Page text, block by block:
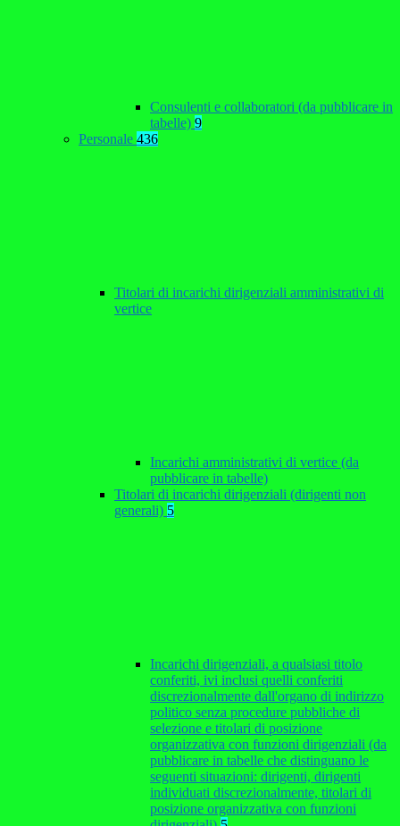
Consulenti e collaboratori (da pubblicare in
tabelle) 9
Personale 436
Titolari di incarichi dirigenziali amministrativi di
vertice
Incarichi amministrativi di vertice (da
pubblicare in tabelle)
Titolari di incarichi dirigenziali (dirigenti non
generali) 5
Incarichi dirigenziali, a qualsiasi titolo
conferiti, ivi inclusi quelli conferiti
discrezionalmente dall'organo di indirizzo
politico senza procedure pubbliche di
selezione e titolari di posizione
organizzativa con funzioni dirigenziali (da
pubblicare in tabelle che distinguano le
seguenti situazioni: dirigenti, dirigenti
individuati discrezionalmente, titolari di
posizione organizzativa con funzioni